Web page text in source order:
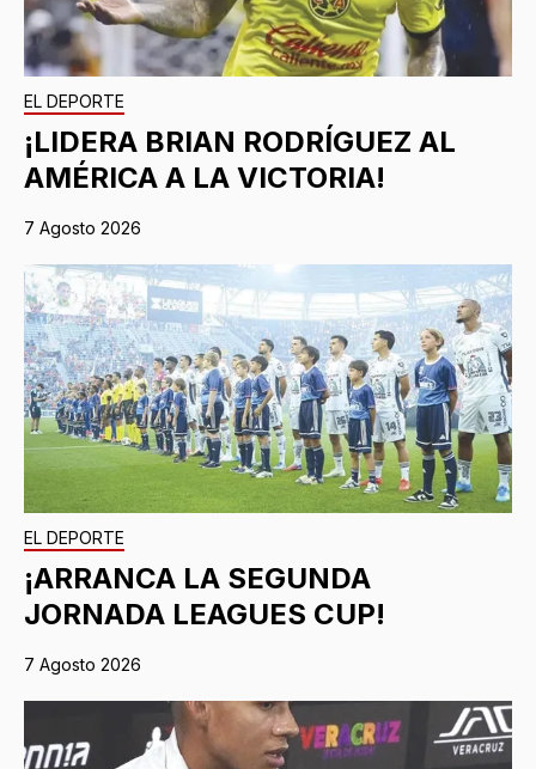
EL DEPORTE
¡LIDERA BRIAN RODRÍGUEZ AL
AMÉRICA A LA VICTORIA!
7 Agosto 2026
EL DEPORTE
¡ARRANCA LA SEGUNDA
JORNADA LEAGUES CUP!
7 Agosto 2026